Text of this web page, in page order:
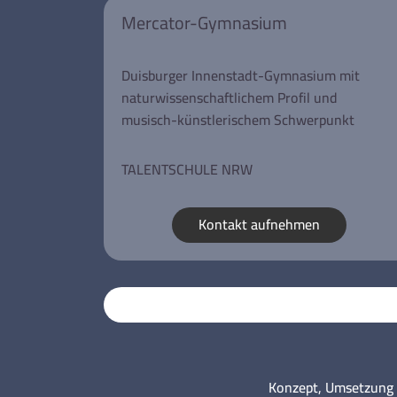
Mercator-Gymnasium
Duisburger Innenstadt-Gymnasium mit
naturwissenschaftlichem Profil und
musisch-künstlerischem Schwerpunkt
TALENTSCHULE NRW
Kontakt aufnehmen
Konzept,